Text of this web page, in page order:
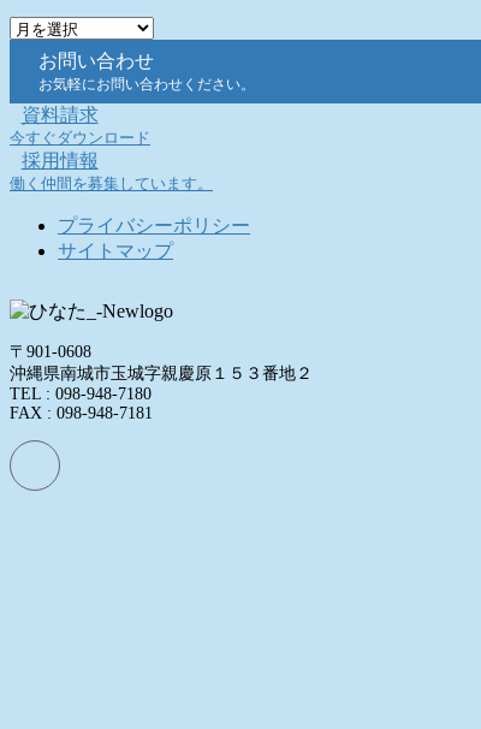
ア
イ
ブ
お問い合わせ
お気軽にお問い合わせください。
資料請求
今すぐダウンロード
採用情報
働く仲間を募集しています。
プライバシーポリシー
サイトマップ
〒901-0608
沖縄県南城市玉城字親慶原１５３番地２
TEL : 098-948-7180
FAX : 098-948-7181